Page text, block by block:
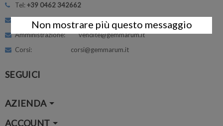
Tel:+39 0462 342662
Assistenza e Supporto: info@gemmarum.it
Amministrazione: vendite@gemmarum.it
Corsi: corsi@gemmarum.it
SEGUICI
AZIENDA
ACCOUNT
Non mostrare più questo messaggio